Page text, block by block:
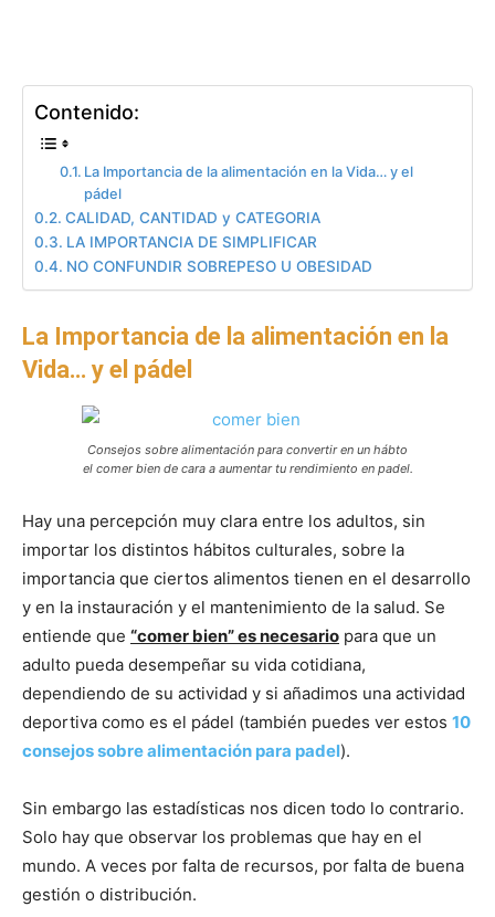
Contenido:
La Importancia de la alimentación en la Vida… y el
pádel
CALIDAD, CANTIDAD y CATEGORIA
LA IMPORTANCIA DE SIMPLIFICAR
NO CONFUNDIR SOBREPESO U OBESIDAD
La Importancia de la alimentación en la
Vida… y el pádel
Consejos sobre alimentación para convertir en un hábto
el comer bien de cara a aumentar tu rendimiento en padel.
Hay una percepción muy clara entre los adultos, sin
importar los distintos hábitos culturales, sobre la
importancia que ciertos alimentos tienen en el desarrollo
y en la instauración y el mantenimiento de la salud. Se
entiende que “comer bien” es necesario para que un
adulto pueda desempeñar su vida cotidiana,
dependiendo de su actividad y si añadimos una actividad
deportiva como es el pádel (también puedes ver estos 10
consejos sobre alimentación para padel).
Sin embargo las estadísticas nos dicen todo lo contrario.
Solo hay que observar los problemas que hay en el
mundo. A veces por falta de recursos, por falta de buena
gestión o distribución.